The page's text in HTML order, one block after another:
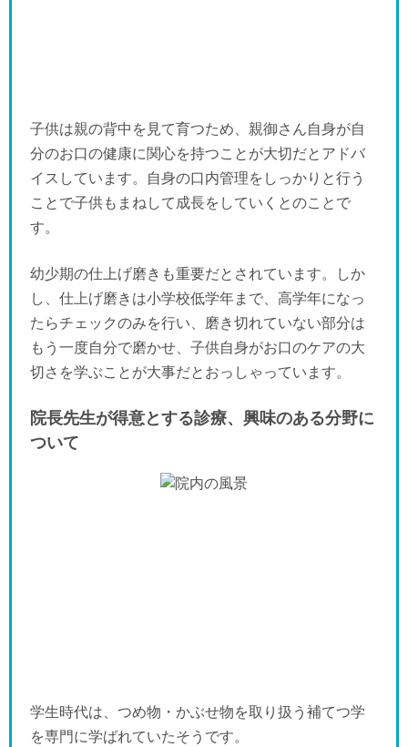
子供は親の背中を見て育つため、親御さん自身が自
分のお口の健康に関心を持つことが大切だとアドバ
イスしています。自身の口内管理をしっかりと行う
ことで子供もまねして成長をしていくとのことで
す。
幼少期の仕上げ磨きも重要だとされています。しか
し、仕上げ磨きは小学校低学年まで、高学年になっ
たらチェックのみを行い、磨き切れていない部分は
もう一度自分で磨かせ、子供自身がお口のケアの大
切さを学ぶことが大事だとおっしゃっています。
院長先生が得意とする診療、興味のある分野に
ついて
学生時代は、つめ物・かぶせ物を取り扱う補てつ学
を専門に学ばれていたそうです。